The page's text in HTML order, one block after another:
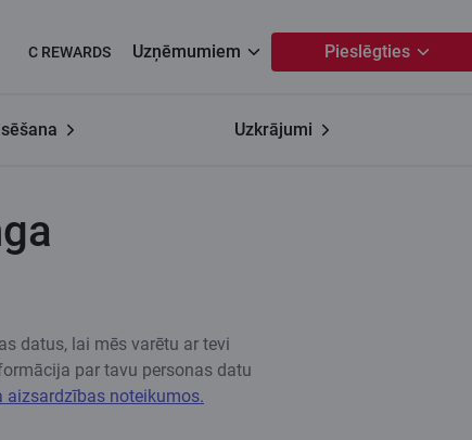
C REWARDS Uzņēmumiem Pieslēgties
Uzkrājumi
datus, lai mēs varētu ar tevi
par tavu personas datu
aizsardzības noteikumos.